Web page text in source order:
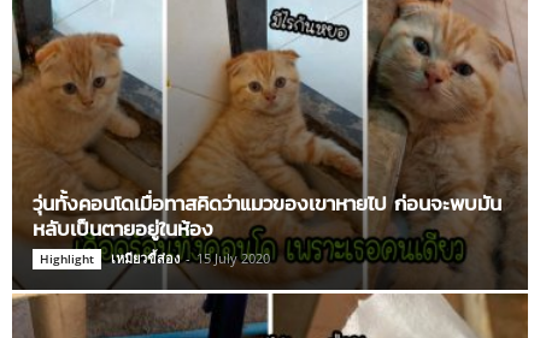
วุ่นทั้งคอนโดเมื่อทาสคิดว่าแมวของเขาหายไป ก่อนจะพบมัน
หลับเป็นตายอยู่ในห้อง
Highlight เหมียวขี้ส่อง - 15 July 2020